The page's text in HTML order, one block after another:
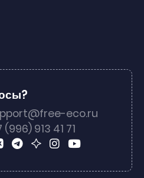
eco.ru
(996) 913 41 71